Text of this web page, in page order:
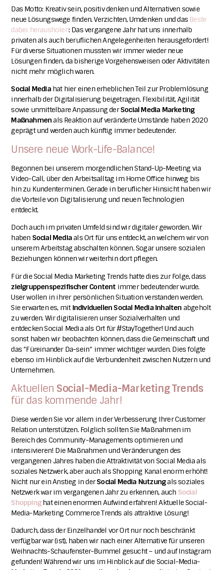
Das Motto: Kreativ sein, positiv denken und Alternativen sowie
neue Lösungswege finden.Verzichten, Umdenken und das Beste
dabei herausholen: Das vergangene Jahr hat uns innerhalb
privaten als auch beruflichen Angelegenheiten herausgefordert!
Für diverse Situationen mussten wir immer wieder neue
Lösungen finden, da bisherige Vorgehensweisen oder Aktivitäten
nicht mehr möglich waren.
Social Media hat hier einen erheblichen Teil zur Problemlösung
innerhalb der Digitalisierung beigetragen. Flexibilität, Agilität
sowie unmittelbare Anpassung derSocial Media Marketing
Maßnahmenals Reaktion auf veränderte Umstände haben 2020
geprägt und werden auch künftig immer bedeutender.
Unsere neue Work-Life-Balance!
Begonnen bei unserem morgendlichen Stand-Up-Meeting via
Video-Call, über den Arbeitsalltag im Home Office hinweg bis
hin zu Kundenterminen. Gerade in beruflicher Hinsicht haben wir
die Vorteile von Digitalisierungund neuen Technologien
entdeckt.
Doch auch im privaten Umfeld sind wir digitaler geworden. Wir
haben Social Mediaals Ort für uns entdeckt, an welchem wir von
unserem Arbeitstag abschalten können. Sogar unsere sozialen
Beziehungen können wir weiterhin dort pflegen.
Für die Social Media Marketing Trends hatte dies zur Folge, dass
zielgruppenspezifischer Content immer bedeutender wurde.
User wollen in ihrer persönlichen Situation verstanden werden.
Sie erwarten es, mit individuellen Social Media Inhalten abgeholt
zu werden. Wir digitalisieren unser Sozialverhalten und
entdecken Social Media als Ort für #StayTogether!Und auch
sonst haben wir beobachten können, dass die Gemeinschaft und
das “Füreinander Da-sein” immer wichtiger wurden. Dies folgte
ebenso im Hinblick auf die Verbundenheit zwischen Nutzern und
Unternehmen.
Aktuellen Social-Media-Marketing Trends
für das kommende Jahr!
Diese werden Sie vor allem in der Verbesserung Ihrer Customer
Relation unterstützen. Folglich sollten Sie Maßnahmen im
Bereich des Community-Managements optimieren und
intensivieren! Die Maßnahmen und Veränderungen des
vergangenen Jahres haben die Attraktivität von Social Media als
soziales Netzwerk, aber auch als Shopping Kanal enorm erhöht!
Nicht nur ein Anstieg in derSocial Media Nutzungals soziales
Netzwerk war im vergangenen Jahr zu erkennen, auch Social
Shoppinghat einen enormen Aufwind erfahren!Aktuelle Social-
Media-Marketing Commerce Trends als attraktive Lösung!
Dadurch, dass der Einzelhandel vor Ort nur noch beschränkt
verfügbar war (ist), haben wir nach einer Alternative für unseren
Weihnachts-Schaufenster-Bummel gesucht – und auf Instagram
gefunden!Während wir uns im Hinblick auf die Social-Media-